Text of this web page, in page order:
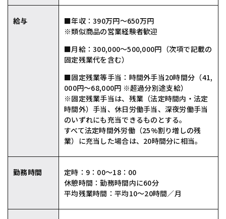
給与
■年収：390万円〜650万円
※類似商品の営業経験者歓迎
■⽉給：300,000〜500,000円（次項で記載の
固定残業代を含む）
■固定残業等⼿当：時間外手当20時間分（41,
000円〜68,000円 ※超過分別途⽀給）
※固定残業手当は、残業（法定時間内・法定
時間外）手当、休日労働手当、深夜労働手当
のいずれにも充当できるものとする。
すべて法定時間外労働（25%割り増しの残
業）に充当した場合は、20時間分に相当。
勤務時間
定時：9：00〜18：00
休憩時間：勤務時間内に60分
平均残業時間：平均10〜20時間∕⽉